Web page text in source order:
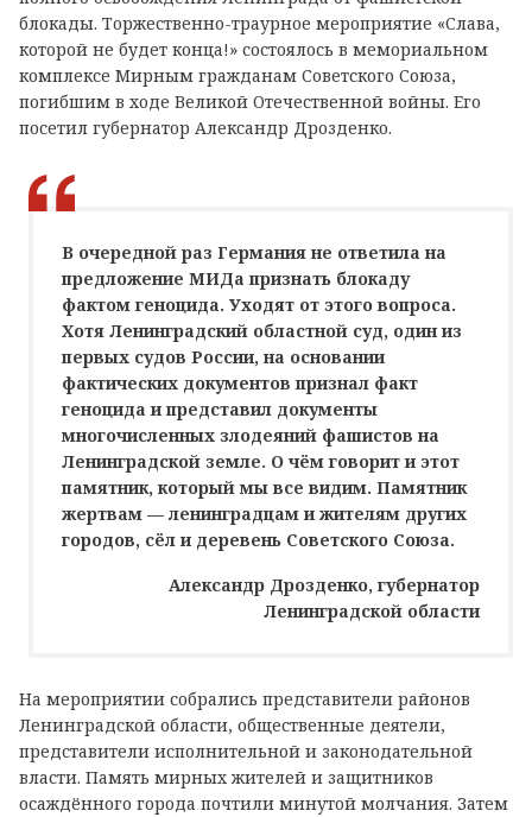
блокады. Торжественно-траурное мероприятие «Слава,
которой не будет конца!» состоялось в мемориальном
комплексе Мирным гражданам Советского Союза,
погибшим в ходе Великой Отечественной войны. Его
посетил губернатор Александр Дрозденко.
В очередной раз Германия не ответила на
предложение МИДа признать блокаду
фактом геноцида. Уходят от этого вопроса.
Хотя Ленинградский областной суд, один из
первых судов России, на основании
фактических документов признал факт
геноцида и представил документы
многочисленных злодеяний фашистов на
Ленинградской земле. О чём говорит и этот
памятник, который мы все видим. Памятник
жертвам — ленинградцам и жителям других
городов, сёл и деревень Советского Союза.
Александр Дрозденко, губернатор
Ленинградской области
На мероприятии собрались представители районов
Ленинградской области, общественные деятели,
представители исполнительной и законодательной
власти. Память мирных жителей и защитников
осаждённого города почтили минутой молчания. Затем